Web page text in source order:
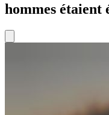
hommes